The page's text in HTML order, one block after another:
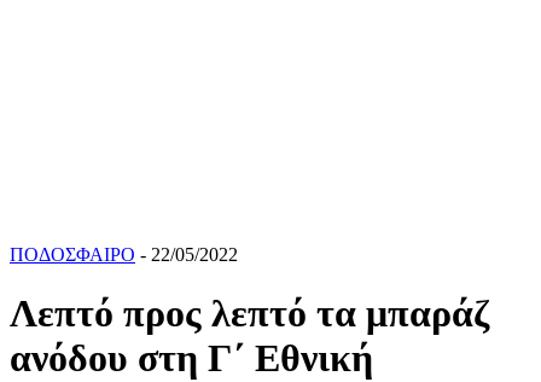
ΠΟΔΟΣΦΑΙΡΟ - 22/05/2022
Λεπτό προς λεπτό τα μπαράζ
ανόδου στη Γ΄ Εθνική